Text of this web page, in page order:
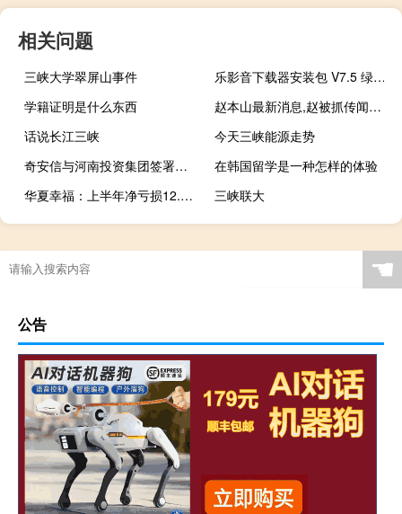
相关问题
三峡大学翠屏山事件
乐影音下载器安装包 V7.5 绿色免费版（乐影音下载器安装包 V7.5 绿色免费版功能简介）
学籍证明是什么东西
赵本山最新消息,赵被抓传闻满天飞究竟怎么了 赵本山最新消息今天
话说长江三峡
今天三峡能源走势
奇安信与河南投资集团签署战略合作协议
在韩国留学是一种怎样的体验
华夏幸福：上半年净亏损12.67亿元上年同期净亏损5.38亿元
三峡联大
☚
公告